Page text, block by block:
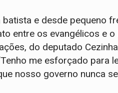
e desde pequeno
entre os evangélicos e
do deputado
me esforçado para
nosso governo nunca